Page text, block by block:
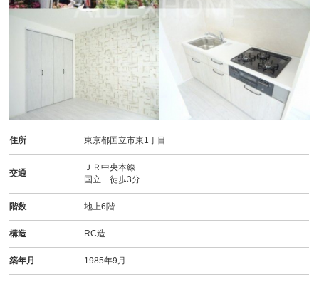
住所 東京都国立市東1丁目
交通
ＪＲ中央本線
国立 徒歩3分
階数 地上6階
構造 RC造
築年月 1985年9月